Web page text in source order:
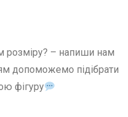
розміру? – напиши нам
допоможемо підібрати
фігуру